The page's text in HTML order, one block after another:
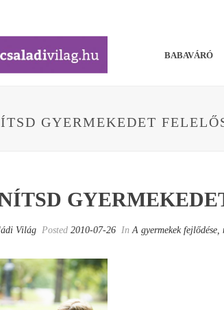
BABAVÁRÓ
GYERMEKEDET
Világ Posted 2010-07-26 InA gyermekek fejlődése,